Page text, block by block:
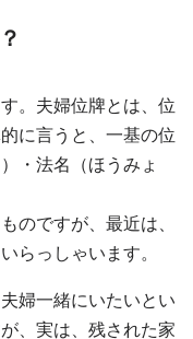
。夫婦位牌とは、位
に言うと、一基の位
・法名（ほうみょ
のですが、最近は、
らっしゃいます。
婦一緒にいたいとい
、実は、残された家